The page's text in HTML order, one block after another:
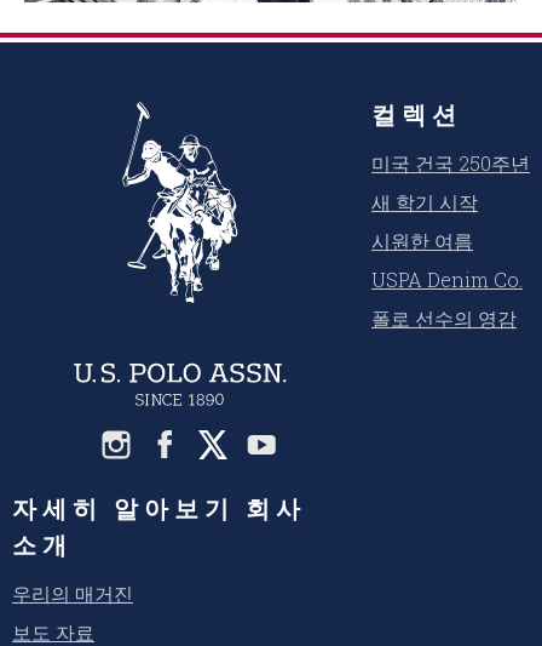
컬렉션
미국 건국 250주년
새 학기 시작
시원한 여름
USPA Denim Co.
폴로 선수의 영감
자세히 알아보기 회사
소개
우리의 매거진
보도 자료